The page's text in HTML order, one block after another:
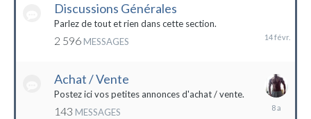
Discussions Générales
Parlez de tout et rien dans cette section.
2 596 MESSAGES
Achat / Vente
Postez ici vos petites annonces d'achat / vente.
143 MESSAGES